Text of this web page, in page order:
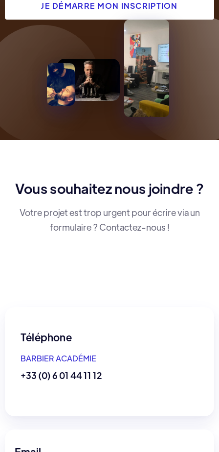
JE DÉMARRE MON INSCRIPTION
Vous souhaitez nous joindre ?
Votre projet est trop urgent pour écrire via un
formulaire ? Contactez-nous !
Téléphone
BARBIER ACADÉMIE
+33 (0) 6 01 44 11 12